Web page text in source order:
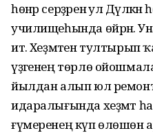
һөнәр серҙәренә ул Дәүләкән
училищеһында өйрәнә.
итә. Хеҙмәтен тултырып
үҙәгенең төрлө
йылдан алып юл
идаралығында хеҙмәт
ғүмеренең күп өлөшөн